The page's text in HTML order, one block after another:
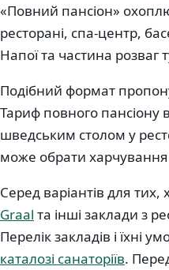
«Повний пансіон»
ресторані, спа-центр,
Напої та частина розваг
Подібний формат
Тариф повного пансіону
шведським столом у
може обрати
Серед варіантів для тих,
Graal та інші заклади з
Перелік закладів і їхні
каталозі санаторіїв.